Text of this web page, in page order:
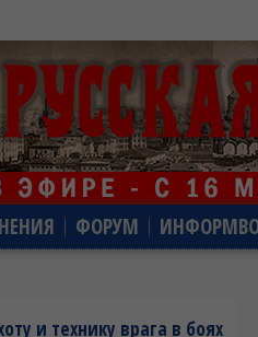
ФОРУМ
и технику врага в боях